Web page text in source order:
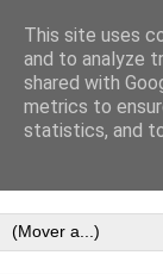
Semanario
This site uses
and to analyze
shared with
metrics to
statistics, and